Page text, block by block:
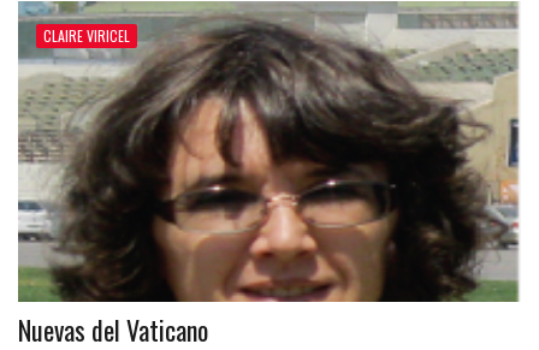
CLAIRE VIRICEL
Nuevas del Vaticano